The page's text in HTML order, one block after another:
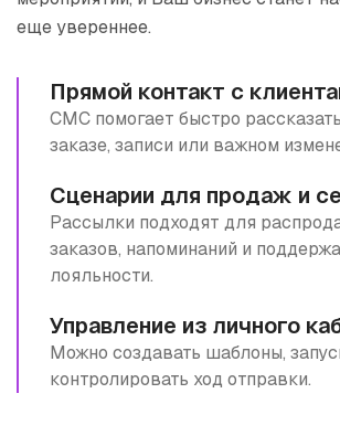
еще увереннее.
Прямой контакт с
СМС помогает быстро
заказе, записи или важном
Сценарии для продаж и
Рассылки подходят для
заказов, напоминаний и
лояльности.
Управление из личного
Можно создавать шаблоны,
контролировать ход отправки.